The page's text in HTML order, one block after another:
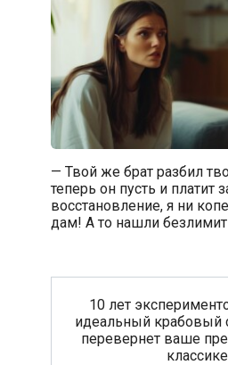
— Твой же брат разбил
теперь он пусть и платит
восстановление, я ни
дам! А то нашли
10 лет
идеальный крабовый
перевернет ваше